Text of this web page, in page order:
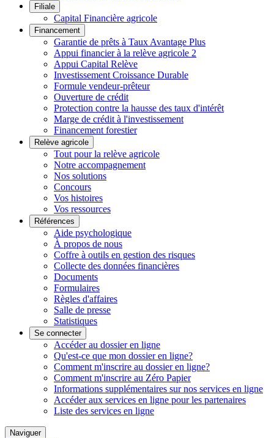
Filiale
Capital Financière agricole
Financement
Garantie de prêts à Taux Avantage Plus
Appui financier à la relève agricole 2
Appui Capital Relève
Investissement Croissance Durable
Formule vendeur-prêteur
Ouverture de crédit
Protection contre la hausse des taux d'intérêt
Marge de crédit à l'investissement
Financement forestier
Relève agricole
Tout pour la relève agricole
Notre accompagnement
Nos solutions
Concours
Vos histoires
Vos ressources
Références
Aide psychologique
À propos de nous
Coffre à outils en gestion des risques
Collecte des données financières
Documents
Formulaires
Règles d'affaires
Salle de presse
Statistiques
Se connecter
Accéder au dossier en ligne
Qu'est-ce que mon dossier en ligne?
Comment m'inscrire au dossier en ligne?
Comment m'inscrire au Zéro Papier
Informations supplémentaires sur nos services en ligne
Accéder aux services en ligne pour les partenaires
Liste des services en ligne
Naviguer